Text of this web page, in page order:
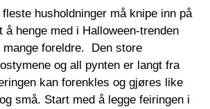
husholdninger må knipe inn på
å henge med i Halloween-trenden
mange foreldre. Den store
og all pynten er langt fra
kan forenkles og gjøres like
små. Start med å legge feiringen i